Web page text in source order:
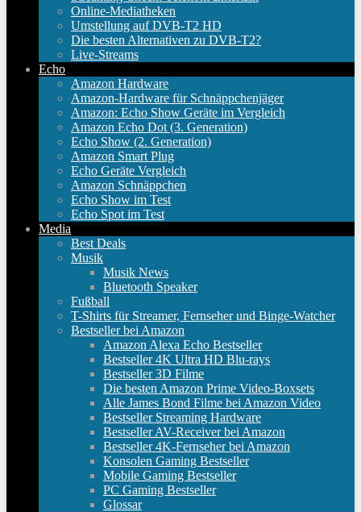
Online-Mediatheken
Umstellung auf DVB-T2 HD
Die besten Alternativen zu DVB-T2?
Live-Streams
Echo
Amazon Hardware
Amazon-Hardware für Schnäppchenjäger
Amazon: Echo Show Geräte im Vergleich
Amazon Echo Dot (3. Generation)
Echo Show (2. Generation)
Amazon Smart Plug
Echo Geräte Vergleich
Amazon Schnäppchen
Echo Show im Test
Echo Spot im Test
Media
Best Deals
Musik
Musik News
Bluetooth Speaker
Fußball
T-Shirts für Streamer, Fernseher und Binge-Watcher
Bestseller bei Amazon
Amazon Alexa Echo Bestseller
Bestseller 4K Ultra HD Blu-rays
Bestseller 3D Filme
Die besten Amazon Prime Video-Boxsets
Alle James Bond Filme bei Amazon Video
Bestseller Streaming Hardware
Bestseller AV-Receiver bei Amazon
Bestseller 4K-Fernseher bei Amazon
Konsolen Gaming Bestseller
Mobile Gaming Bestseller
PC Gaming Bestseller
Glossar